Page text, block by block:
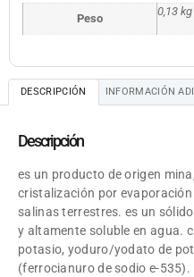
Peso
0,13 kg
DESCRIPCIÓN INFORMACIÓN
Descripción
es un producto de origen
cristalización por
salinas terrestres. es un
y altamente soluble en agua.
potasio, yoduro/yodato de
(ferrocianuro de sodio e-535).